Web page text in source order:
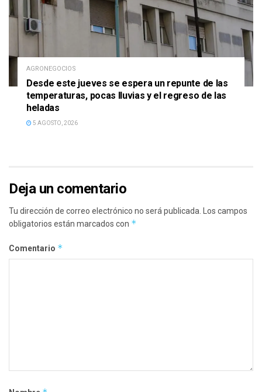
AGRONEGOCIOS
Desde este jueves se espera un repunte de las
temperaturas, pocas lluvias y el regreso de las
heladas
5 AGOSTO, 2026
Deja un comentario
Tu dirección de correo electrónico no será publicada. Los campos
obligatorios están marcados con *
Comentario *